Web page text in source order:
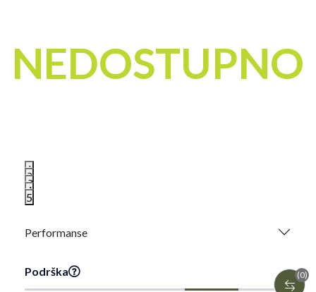
(0)
1
2
3
4
5
NEDOSTUPNO
Performanse
Podrška